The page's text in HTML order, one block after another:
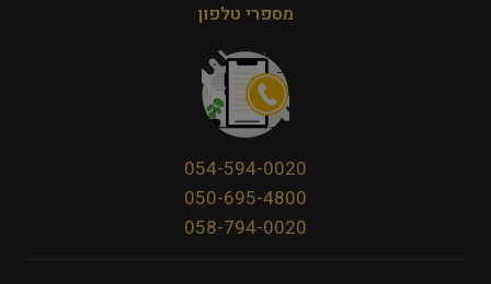
מספרי טלפון
054-594-0020
050-695-4800
058-794-0020